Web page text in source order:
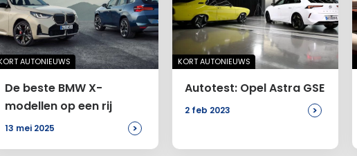
AUTONIEUWS
De beste BMW X-
modellen op een rij
13 mei 2025 >
KORT AUTONIEUWS
Autotest: Opel Astra GSE
2 feb 2023 >